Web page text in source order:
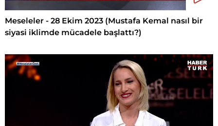
Meseleler - 28 Ekim 2023 (Mustafa Kemal nasıl bir
siyasi iklimde mücadele başlattı?)